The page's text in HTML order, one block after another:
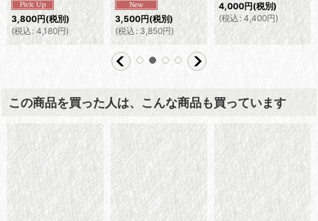
3,800円(税別)
(税込: 4,180円)
3,500円(税別)
(税込: 3,850円)
4,000円(税別)
(税込 : 4,400円)
この商品を買った人は、こんな商品も買っています